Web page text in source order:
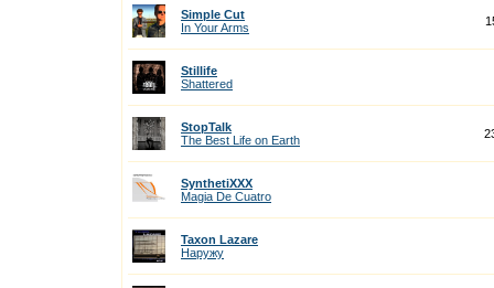
Simple Cut
In Your Arms
Stillife
Shattered
StopTalk
The Best Life on Earth
SynthetiXXX
Magia De Cuatro
Taxon Lazare
Наружу